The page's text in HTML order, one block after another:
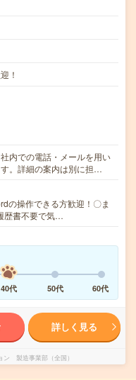
！
内での電話・メールを用い
。詳細の案内は別に担…
操作できる方歓迎！〇ま
歴書不要で気…
40代 50代 60代
詳しく見る
ン 製造事業部（全国）